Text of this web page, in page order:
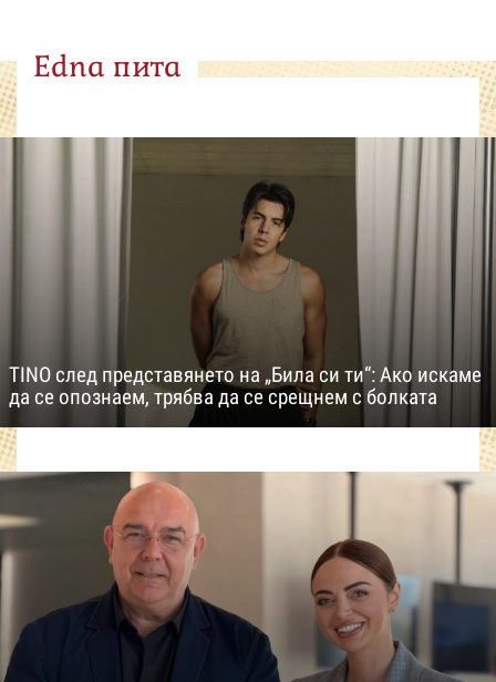
Edna пита
TINO след представянето на „Била си ти“: Ако искаме
да се опознаем, трябва да се срещнем с болката